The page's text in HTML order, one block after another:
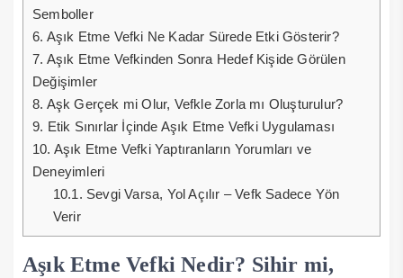
Semboller
6. Aşık Etme Vefki Ne Kadar Sürede Etki Gösterir?
7. Aşık Etme Vefkinden Sonra Hedef Kişide Görülen
Değişimler
8. Aşk Gerçek mi Olur, Vefkle Zorla mı Oluşturulur?
9. Etik Sınırlar İçinde Aşık Etme Vefki Uygulaması
10. Aşık Etme Vefki Yaptıranların Yorumları ve
Deneyimleri
10.1. Sevgi Varsa, Yol Açılır – Vefk Sadece Yön
Verir
Aşık Etme Vefki Nedir? Sihir mi,